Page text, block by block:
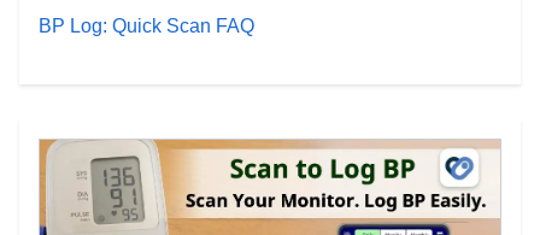
BP Log: Quick Scan FAQ